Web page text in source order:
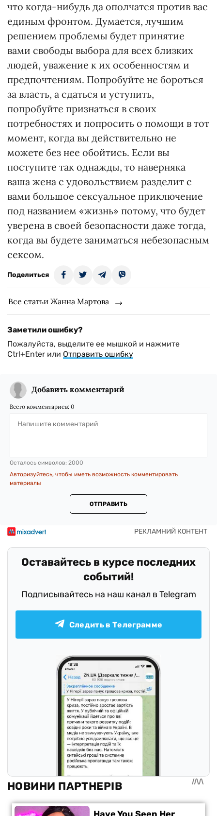
что когда-нибудь да ополчатся против вас
единым фронтом. Думается, лучшим
решением проблемы будет принятие
вами свободы выбора для всех близких
людей, уважение к их особенностям и
предпочтениям. Попробуйте не бороться
за власть, а сдаться и уступить,
попробуйте признаться в своих
потребностях и попросить о помощи в тот
момент, когда вы действительно не
можете без нее обойтись. Если вы
поступите так однажды, то наверняка
ваша жена с удовольствием разделит с
вами большое сексуальное приключение
под названием «жизнь» потому, что будет
уверена в своей безопасности даже тогда,
когда вы будете заниматься небезопасным
сексом.
Поделиться
Все статьи Жанна Мартова
Заметили ошибку?
Пожалуйста, выделите ее мышкой и нажмите
Ctrl+Enter или Отправить ошибку
Добавить комментарий
Всего комментариев: 0
Осталось символов: 2000
Авторизуйтесь, чтобы иметь возможность комментировать
материалы
ОТПРАВИТЬ
Оставайтесь в курсе последних
событий!
Подписывайтесь на наш канал в Telegram
Следить в Телеграмме